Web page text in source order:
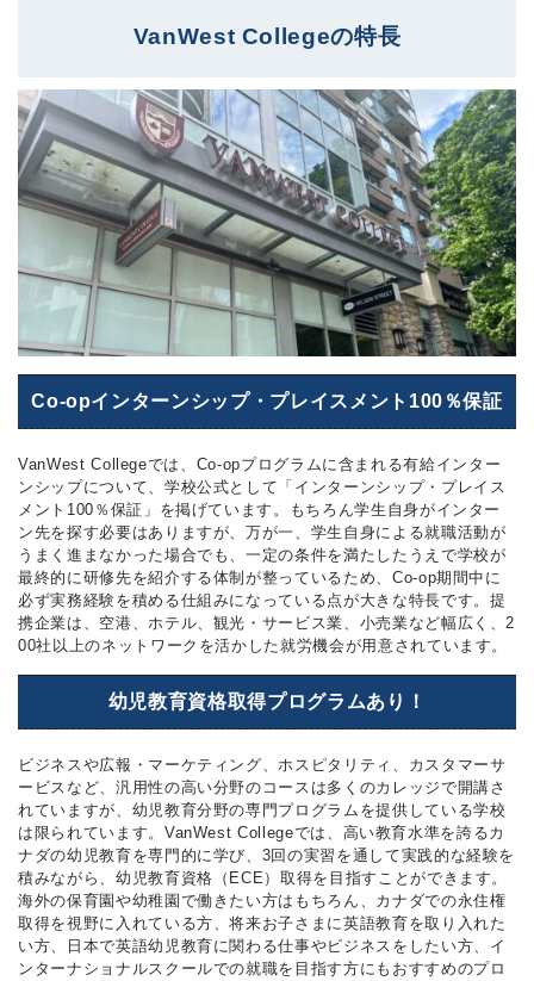
VanWest Collegeの特長
Co-opインターンシップ・プレイスメント100％保証
VanWest Collegeでは、Co-opプログラムに含まれる有給インター
ンシップについて、学校公式として「インターンシップ・プレイス
メント100％保証」を掲げています。もちろん学生自身がインター
ン先を探す必要はありますが、万が一、学生自身による就職活動が
うまく進まなかった場合でも、一定の条件を満たしたうえで学校が
最終的に研修先を紹介する体制が整っているため、Co-op期間中に
必ず実務経験を積める仕組みになっている点が大きな特長です。提
携企業は、空港、ホテル、観光・サービス業、小売業など幅広く、2
00社以上のネットワークを活かした就労機会が用意されています。
幼児教育資格取得プログラムあり！
ビジネスや広報・マーケティング、ホスピタリティ、カスタマーサ
ービスなど、汎用性の高い分野のコースは多くのカレッジで開講さ
れていますが、幼児教育分野の専門プログラムを提供している学校
は限られています。VanWest Collegeでは、高い教育水準を誇るカ
ナダの幼児教育を専門的に学び、3回の実習を通して実践的な経験を
積みながら、幼児教育資格（ECE）取得を目指すことができます。
海外の保育園や幼稚園で働きたい方はもちろん、カナダでの永住権
取得を視野に入れている方、将来お子さまに英語教育を取り入れた
い方、日本で英語幼児教育に関わる仕事やビジネスをしたい方、イ
ンターナショナルスクールでの就職を目指す方にもおすすめのプロ